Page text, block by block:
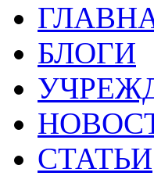
БЛОГИ
СТАТЬИ